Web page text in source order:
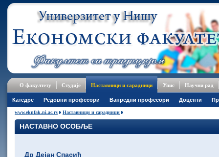
О факултету Студије Наставници и сарадници Упис Научни рад
Катедре Редовни професори Ванредни професори Доценти
www.eknfak.ni.ac.rs Наставници и сарадници
НАСТАВНО ОСОБЉЕ
Др Дејан Спасић